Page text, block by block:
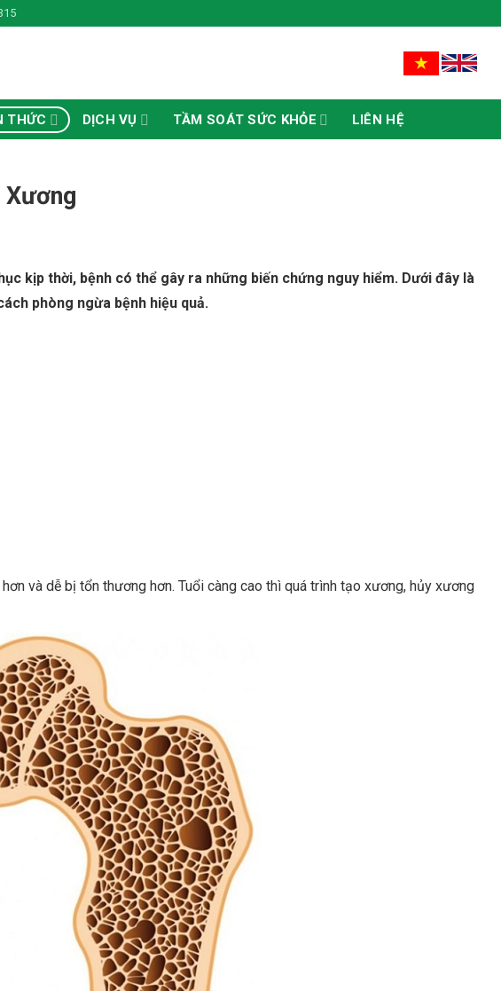
THỨC DỊCH VỤ TẦM SOÁT SỨC KHỎE LIÊN HỆ
Xương
kịp thời, bệnh có thể gây ra những biến chứng nguy hiểm. Dưới đây là
phòng ngừa bệnh hiệu quả.
và dễ bị tổn thương hơn. Tuổi càng cao thì quá trình tạo xương, hủy xương